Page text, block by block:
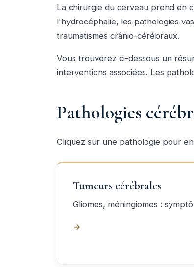
La chirurgie du cerveau prend en
l'hydrocéphalie, les pathologies
traumatismes crânio-cérébraux.
Vous trouverez ci-dessous un
interventions associées. Les
Pathologies
Cliquez sur une pathologie pour
Tumeurs cérébrales
Gliomes, méningiomes :
→